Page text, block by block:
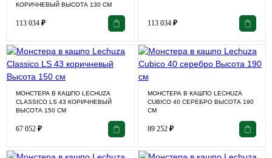
КОРИЧНЕВЫЙ ВЫСОТА 130 СМ
113 034 ₽ 113 034 ₽
МОНСТЕРА В КАШПО LECHUZA
СLASSICO LS 43 КОРИЧНЕВЫЙ
ВЫСОТА 150 СМ
67 052 ₽
МОНСТЕРА В КАШПО LECHUZA
CUBICO 40 СЕРЕБРО ВЫСОТА 190
СМ
89 252 ₽